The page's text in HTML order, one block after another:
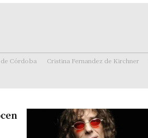
Córdoba Cristina Fernandez de Kirchner